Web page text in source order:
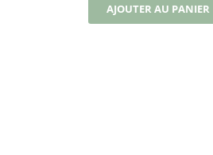
AJOUTER AU PANIER